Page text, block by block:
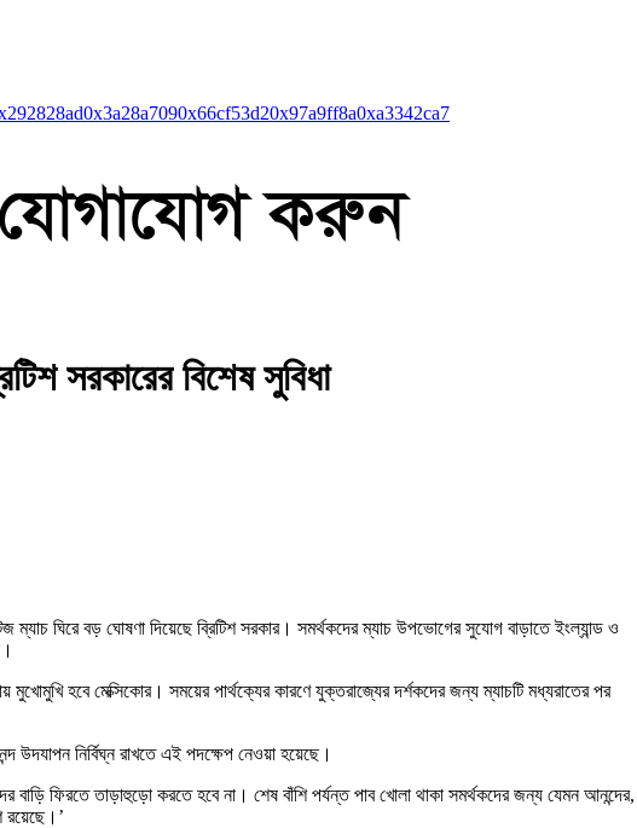
0x3a28a7090x66cf53d20x97a9ff8a0xa3342ca7
সরকারের বিশেষ সুবিধা
ম্যাচ ঘিরে বড় ঘোষণা দিয়েছে ব্রিটিশ সরকার। সমর্থকদের ম্যাচ উপভোগের সুযোগ বাড়াতে ইংল্যান্ড ও
হবে মেক্সিকোর। সময়ের পার্থক্যের কারণে যুক্তরাজ্যের দর্শকদের জন্য ম্যাচটি মধ্যরাতের পর
উদযাপন নির্বিঘ্ন রাখতে এই পদক্ষেপ নেওয়া হয়েছে।
বাড়ি ফিরতে তাড়াহুড়ো করতে হবে না। শেষ বাঁশি পর্যন্ত পাব খোলা থাকা সমর্থকদের জন্য যেমন আনন্দের,
রয়েছে।’